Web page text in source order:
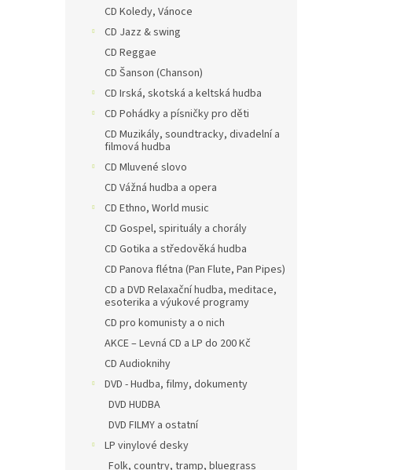
CD Koledy, Vánoce
CD Jazz & swing
CD Reggae
CD Šanson (Chanson)
CD Irská, skotská a keltská hudba
CD Pohádky a písničky pro děti
CD Muzikály, soundtracky, divadelní a
filmová hudba
CD Mluvené slovo
CD Vážná hudba a opera
CD Ethno, World music
CD Gospel, spirituály a chorály
CD Gotika a středověká hudba
CD Panova flétna (Pan Flute, Pan Pipes)
CD a DVD Relaxační hudba, meditace,
esoterika a výukové programy
CD pro komunisty a o nich
AKCE – Levná CD a LP do 200 Kč
CD Audioknihy
DVD - Hudba, filmy, dokumenty
DVD HUDBA
DVD FILMY a ostatní
LP vinylové desky
Folk, country, tramp, bluegrass